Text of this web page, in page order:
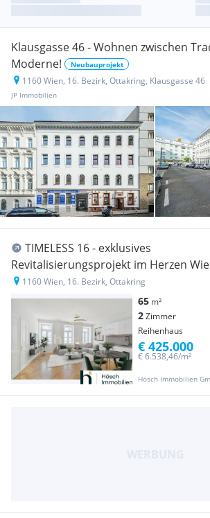
Klausgasse 46 - Wohnen zwischen
Moderne!
Neubauprojekt
1160 Wien, 16. Bezirk, Ottakring, Klausgasse 46
JP Immobilien
TIMELESS 16 - exklusives
Revitalisierungsprojekt im Herzen
REIHENHÄUSER im Innenhof [Neubau]
1160 Wien, 16. Bezirk, Ottakring
65 m²
2Zimmer
Reihenhaus
Hösch Immobilien
€ 6.538,46/m²
€ 425.000